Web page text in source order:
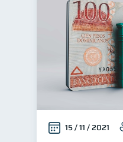
15 / 11 / 2021